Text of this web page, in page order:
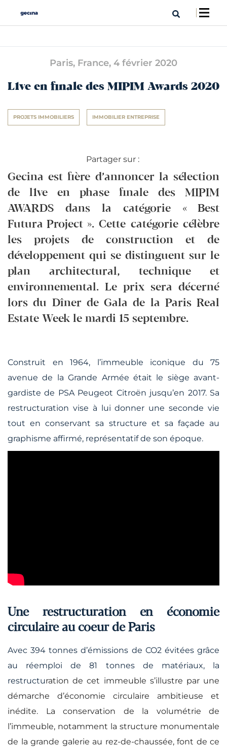
Paris, France, 4 février 2020
L1ve en finale des MIPIM Awards 2020
PROJETS IMMOBILIERS IMMOBILIER ENTREPRISE
Partager sur :
Gecina est fière d’annoncer la sélection
de l1ve en phase finale des MIPIM
AWARDS dans la catégorie « Best
Futura Project ». Cette catégorie célèbre
les projets de construction et de
développement qui se distinguent sur le
plan architectural, technique et
environnemental. Le prix sera décerné
lors du Dîner de Gala de la Paris Real
Estate Week le mardi 15 septembre.
Construit en 1964, l’immeuble iconique du 75
avenue de la Grande Armée était le siège avant-
gardiste de PSA Peugeot Citroën jusqu’en 2017. Sa
restructuration vise à lui donner une seconde vie
tout en conservant sa structure et sa façade au
graphisme affirmé, représentatif de son époque.
Une restructuration en économie
circulaire au coeur de Paris
Avec 394 tonnes d’émissions de CO2 évitées grâce
au réemploi de 81 tonnes de matériaux, la
restructuration de cet immeuble s’illustre par une
démarche d’économie circulaire ambitieuse et
inédite. La conservation de la volumétrie de
l’immeuble, notamment la structure monumentale
de la grande galerie au rez-de-chaussée, font de ce